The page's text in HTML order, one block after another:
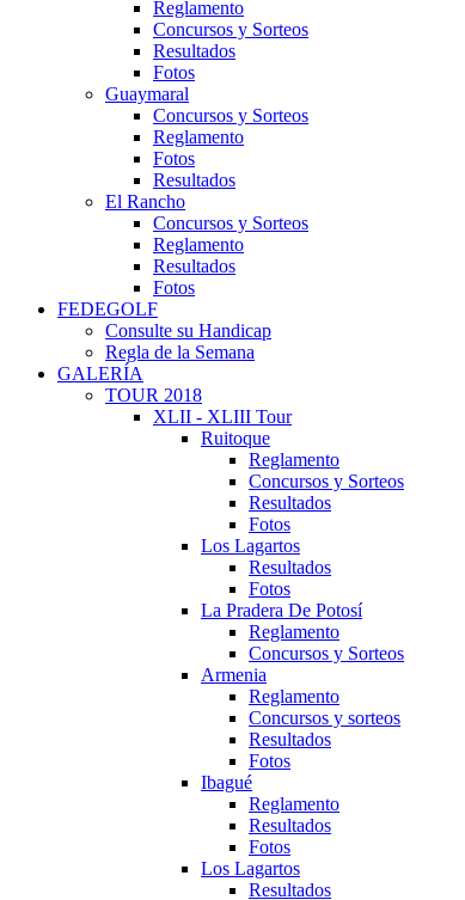
Reglamento
Concursos y Sorteos
Resultados
Fotos
Guaymaral
Concursos y Sorteos
Reglamento
Fotos
Resultados
El Rancho
Concursos y Sorteos
Reglamento
Resultados
Fotos
FEDEGOLF
Consulte su Handicap
Regla de la Semana
GALERÍA
TOUR 2018
XLII - XLIII Tour
Ruitoque
Reglamento
Concursos y Sorteos
Resultados
Fotos
Los Lagartos
Resultados
Fotos
La Pradera De Potosí
Reglamento
Concursos y Sorteos
Armenia
Reglamento
Concursos y sorteos
Resultados
Fotos
Ibagué
Reglamento
Resultados
Fotos
Los Lagartos
Resultados